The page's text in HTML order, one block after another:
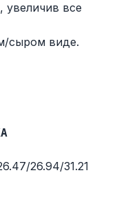
увеличив все
сыром виде.
26.94/31.21